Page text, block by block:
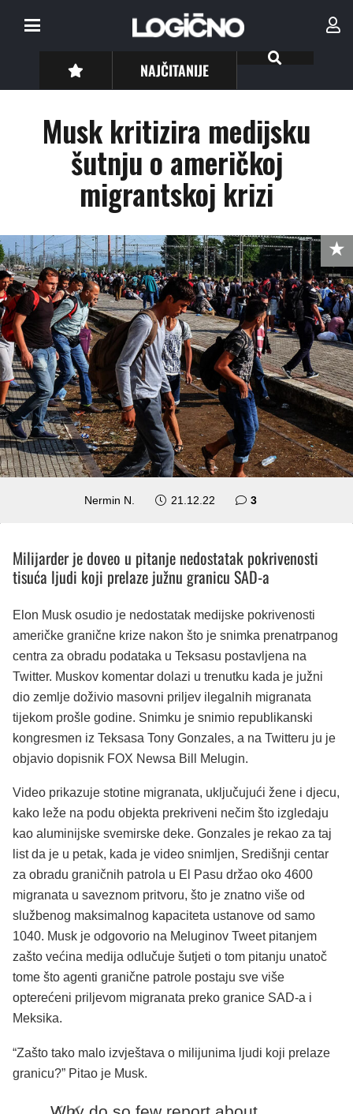
NAJČITANIJE
Musk kritizira medijsku
šutnju o američkoj
migrantskoj krizi
Nermin N. 21.12.22 3komentara
Milijarder je doveo u pitanje nedostatak pokrivenosti
tisuća ljudi koji prelaze južnu granicu SAD-a
Elon Musk osudio je nedostatak medijske pokrivenosti
američke granične krize nakon što je snimka prenatrpanog
centra za obradu podataka u Teksasu postavljena na
Twitter. Muskov komentar dolazi u trenutku kada je južni
dio zemlje doživio masovni priljev ilegalnih migranata
tijekom prošle godine. Snimku je snimio republikanski
kongresmen iz Teksasa Tony Gonzales, a na Twitteru ju je
objavio dopisnik FOX Newsa Bill Melugin.
Video prikazuje stotine migranata, uključujući žene i djecu,
kako leže na podu objekta prekriveni nečim što izgledaju
kao aluminijske svemirske deke. Gonzales je rekao za taj
list da je u petak, kada je video snimljen, Središnji centar
za obradu graničnih patrola u El Pasu držao oko 4600
migranata u saveznom pritvoru, što je znatno više od
službenog maksimalnog kapaciteta ustanove od samo
1040. Musk je odgovorio na Meluginov Tweet pitanjem
zašto većina medija odlučuje šutjeti o tom pitanju unatoč
tome što agenti granične patrole postaju sve više
opterećeni priljevom migranata preko granice SAD-a i
Meksika.
“Zašto tako malo izvještava o milijunima ljudi koji prelaze
granicu?” Pitao je Musk.